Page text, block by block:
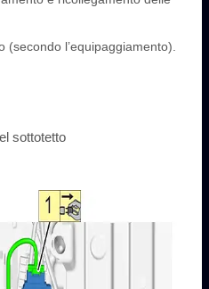
l’equipaggiamento).
sottotetto